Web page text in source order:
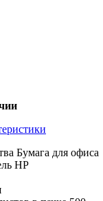
Бумага для офиса
HP